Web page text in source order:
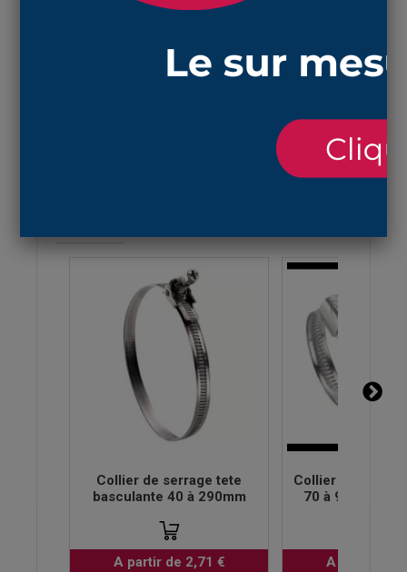
est résistante aux graisses,
huiles et à l’essence et aux températures de
Collier de serrage tete
basculante 40 à 290mm
A partir de 2,71 €
Collier de
70 à 90mm
A partir de